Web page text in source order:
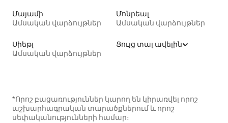
Մայամի
Ամսական վարձույթներ
Մոնրեալ
Ամսական վարձույթներ
Սիեթլ
Ամսական վարձույթներ
Ցույց տալ ավելին
*Որոշ բացառություններ կարող են կիրառվել որոշ
աշխարհագրական տարածքներում և որոշ
սեփականությունների համար։